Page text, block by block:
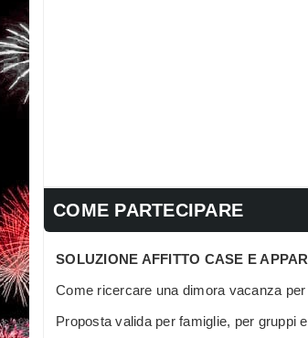
COME PARTECIPARE
SOLUZIONE AFFITTO CASE E
Come ricercare una dimora vacanza
Proposta valida per famiglie, per gruppi